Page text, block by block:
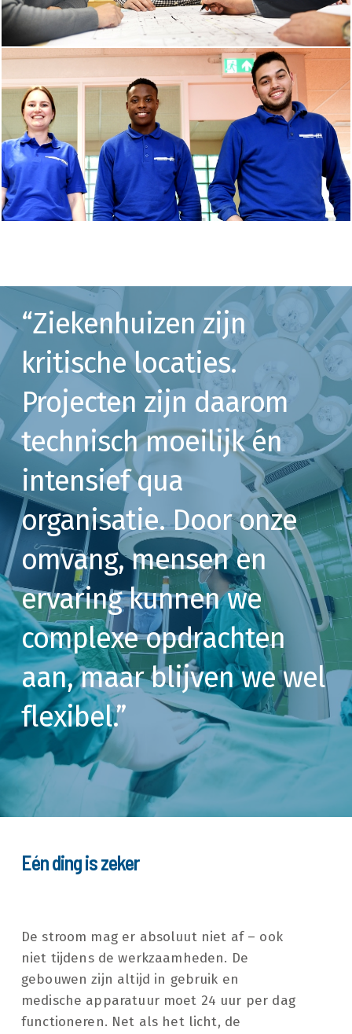
“Ziekenhuizen zijn
kritische locaties.
Projecten zijn daarom
technisch moeilijk én
intensief qua
organisatie. Door onze
omvang, mensen en
ervaring kunnen we
complexe opdrachten
aan, maar blijven we wel
flexibel.”
Eén ding is zeker
De stroom mag er absoluut niet af – ook
niet tijdens de werkzaamheden. De
gebouwen zijn altijd in gebruik en
medische apparatuur moet 24 uur per dag
functioneren. Net als het licht, de